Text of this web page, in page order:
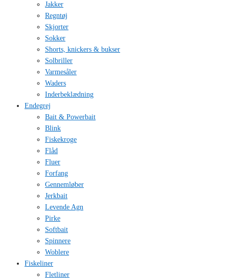
Jakker
Regntøj
Skjorter
Sokker
Shorts, knickers & bukser
Solbriller
Varmesåler
Waders
Inderbeklædning
Endegrej
Bait & Powerbait
Blink
Fiskekroge
Flåd
Fluer
Forfang
Gennemløber
Jerkbait
Levende Agn
Pirke
Softbait
Spinnere
Woblere
Fiskeliner
Fletliner